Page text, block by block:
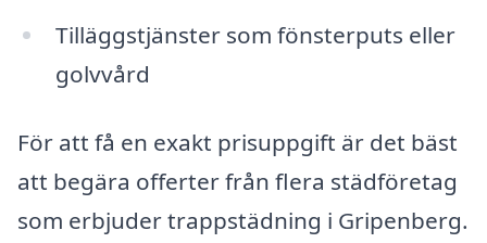
Tilläggstjänster som fönsterputs eller
golvvård
För att få en exakt prisuppgift är det bäst
att begära offerter från flera städföretag
som erbjuder trappstädning i Gripenberg.